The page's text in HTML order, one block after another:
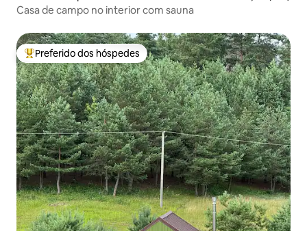
Casa de campo no interior com sauna
Entre os melhores preferidos dos hóspedes
Preferido dos hóspedes